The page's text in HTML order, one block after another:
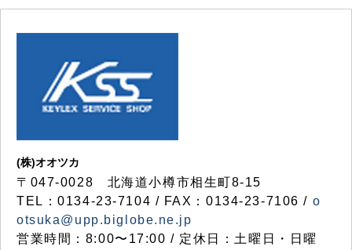
(株)オオツカ
〒047-0028 北海道小樽市相生町8-15
TEL：0134-23-7104 / FAX：0134-23-7106 / o
otsuka@upp.biglobe.ne.jp
営業時間：8:00〜17:00 / 定休日：土曜日・日曜